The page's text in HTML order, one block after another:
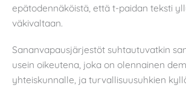
epätodennäköistä, että t-paidan teksti
väkivaltaan.
Sananvapausjärjestöt suhtautuvatkin
usein oikeutena, joka on olennainen
yhteiskunnalle, ja turvallisuusuhkien